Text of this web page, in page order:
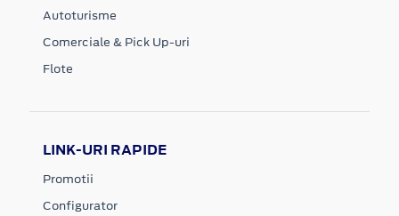
Autoturisme
Comerciale & Pick Up-uri
Flote
LINK-URI RAPIDE
Promotii
Configurator